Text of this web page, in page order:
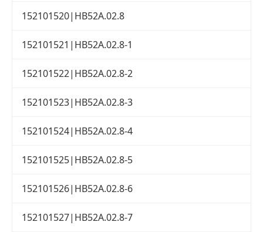
152101520|HB52A.02.8
152101521|HB52A.02.8-1
152101522|HB52A.02.8-2
152101523|HB52A.02.8-3
152101524|HB52A.02.8-4
152101525|HB52A.02.8-5
152101526|HB52A.02.8-6
152101527|HB52A.02.8-7